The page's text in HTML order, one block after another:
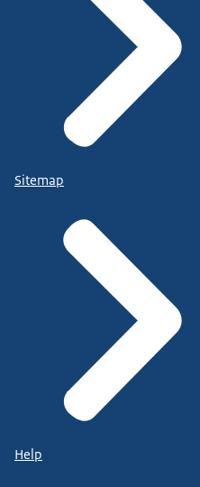
Sitemap
Help